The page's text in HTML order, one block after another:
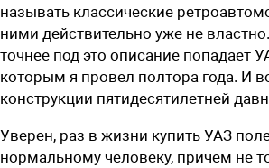
называть классические
ними действительно уже не
точнее под это описание попадает
которым я провел полтора года. И
конструкции пятидесятилетней
Уверен, раз в жизни купить УАЗ
нормальному человеку, причем не